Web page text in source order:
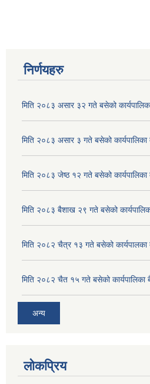
निर्णयहरु
मिति २०८३ असार ३२ गते बसेको
मिति २०८३ असार ३ गते बसेको
मिति २०८३ जेष्ठ १२ गते बसेको
मिति २०८३ बैशाख २९ गते बसेको
मिति २०८२ चैत्र १३ गते बसेको कार्यपालका
मिति २०८२ चैत १५ गते बसेको कार्यपालिका
अन्य
लोकप्रिय